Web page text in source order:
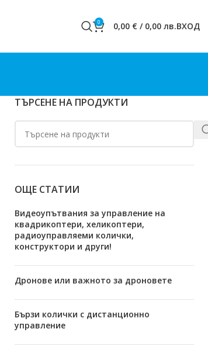
0 0,00 € / 0,00 лв.ВХОД
ТЪРСЕНЕ НА ПРОДУКТИ
ОЩЕ СТАТИИ
Видеоупътвания за управление на
квадрикоптери, хеликоптери,
радиоуправляеми колички,
конструктори и други!
Дронове или важното за дроновете
Бързи колички с дистанционно
управление